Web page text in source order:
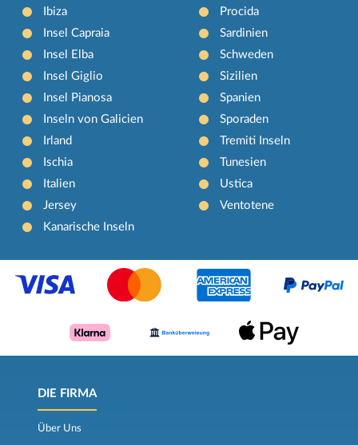
Ibiza
Insel Capraia
Insel Elba
Insel Giglio
Insel Pianosa
Inseln von Galicien
Irland
Ischia
Italien
Jersey
Kanarische Inseln
Procida
Sardinien
Schweden
Sizilien
Spanien
Sporaden
Tremiti Inseln
Tunesien
Ustica
Ventotene
DIE FIRMA
Über Uns